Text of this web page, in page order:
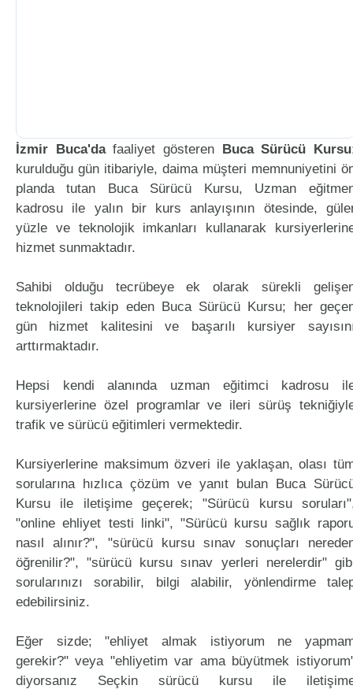
İzmir Buca'dafaaliyet gösteren Buca Sürücü Kursu
kurulduğu gün itibariyle, daima müşteri memnuniyetini
planda tutan Buca Sürücü Kursu, Uzman
kadrosu ile yalın bir kurs anlayışının ötesinde,
yüzle ve teknolojik imkanları kullanarak
hizmet sunmaktadır.
Sahibi olduğu tecrübeye ek olarak sürekli
teknolojileri takip eden Buca Sürücü Kursu; her
gün hizmet kalitesini ve başarılı kursiyer
arttırmaktadır.
Hepsi kendi alanında uzman eğitimci kadrosu
kursiyerlerine özel programlar ve ileri sürüş
trafik ve sürücü eğitimleri vermektedir.
Kursiyerlerine maksimum özveri ile yaklaşan, olası
sorularına hızlıca çözüm ve yanıt bulan Buca
Kursu ile iletişime geçerek; "Sürücü kursu
"online ehliyet testi linki", "Sürücü kursu sağlık
nasıl alınır?", "sürücü kursu sınav sonuçları
öğrenilir?", "sürücü kursu sınav yerleri nerelerdir"
sorularınızı sorabilir, bilgi alabilir, yönlendirme
edebilirsiniz.
Eğer sizde; "ehliyet almak istiyorum ne
gerekir?" veya "ehliyetim var ama büyütmek
diyorsanız Seçkin sürücü kursu ile